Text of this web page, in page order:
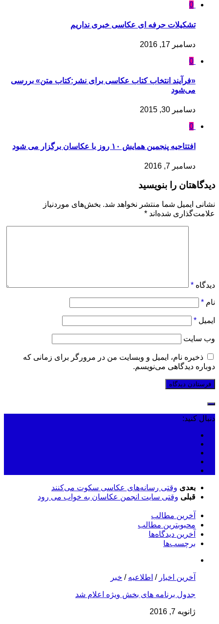
0
تشکیلات حرفه ای عکاسی خبری نداریم
دسامبر 17, 2016
0
«فرآیند انتخاب کتاب‌ عکاسی برای نشر:کتاب متن» بررسی
می‌شود
دسامبر 30, 2015
0
افتتاحیه پنجمین همایش ۱۰ روز با عکاسان برگزار می شود
دسامبر 7, 2016
دیدگاهتان را بنویسید
نشانی ایمیل شما منتشر نخواهد شد. بخش‌های موردنیاز
علامت‌گذاری شده‌اند *
دیدگاه *
نام *
ایمیل *
وب‌ سایت
ذخیره نام، ایمیل و وبسایت من در مرورگر برای زمانی که
دوباره دیدگاهی می‌نویسم.
دنبال کنید:
بعدی وقتی رسانه‌های عکاسی سکوت می‌کنند
قبلی وقتی سایت انجمن عکاسان به خواب می رود
آخرین مطالب
محبوبترین مطالب
آخرین دیدگا‌ه‌ها
برچسب‌ها
آخرین اخبار / اطلاعیه / خبر
جدول برنامه های بخش ویژه اعلام شد
ژانویه 7, 2016